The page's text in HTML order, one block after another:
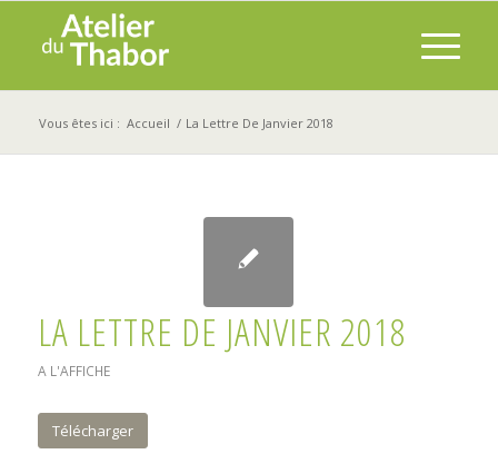
Vous êtes ici : Accueil / La Lettre De Janvier 2018
LA LETTRE DE JANVIER 2018
A L'AFFICHE
Télécharger